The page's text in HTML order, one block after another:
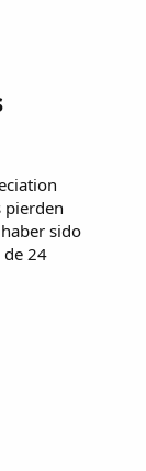
pierden
sido
de 24